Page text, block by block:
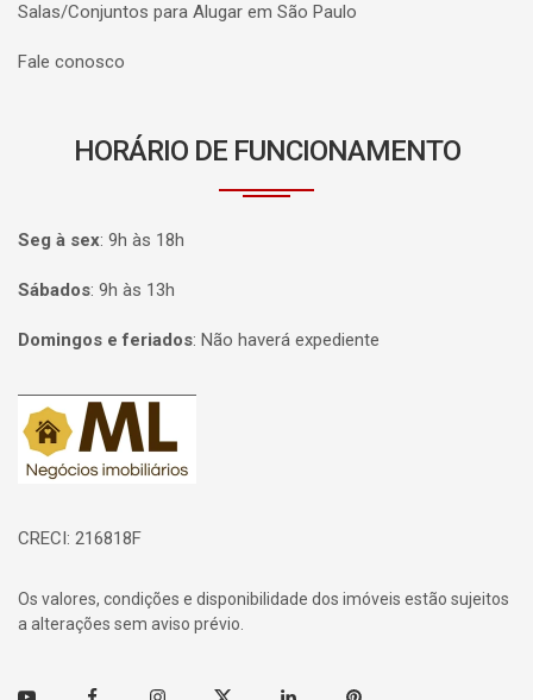
Salas/Conjuntos para Alugar em São Paulo
Fale conosco
HORÁRIO DE FUNCIONAMENTO
Seg à sex: 9h às 18h
Sábados: 9h às 13h
Domingos e feriados: Não haverá expediente
Página inicial
CRECI: 216818F
Os valores, condições e disponibilidade dos imóveis estão sujeitos
a alterações sem aviso prévio.